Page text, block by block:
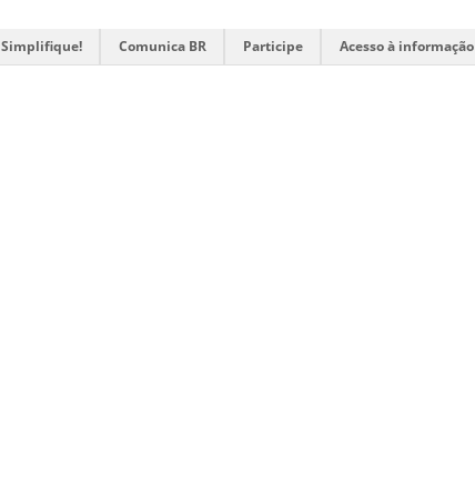
Simplifique! Comunica BR Participe Acesso à informação